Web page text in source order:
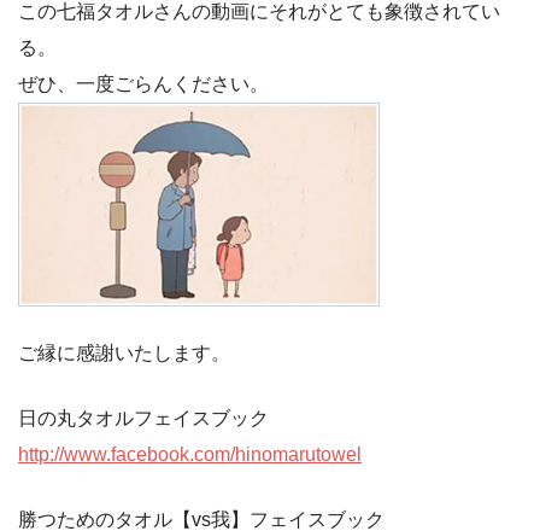
この七福タオルさんの動画にそれがとても象徴されてい
る。
ぜひ、一度ごらんください。
ご縁に感謝いたします。
日の丸タオルフェイスブック
http://www.facebook.com/hinomarutowel
勝つためのタオル【vs我】フェイスブック